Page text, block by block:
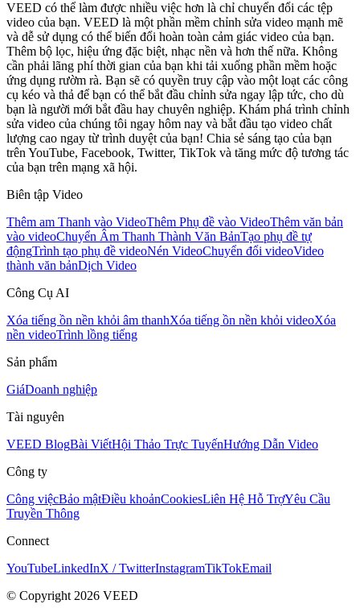
VEED có thể làm được nhiều việc hơn là chỉ chuyển đổi các tệp
video của bạn. VEED là một phần mềm chỉnh sửa video mạnh mẽ
và dễ sử dụng có thể biến đổi hoàn toàn cảm giác video của bạn.
Thêm bộ lọc, hiệu ứng đặc biệt, nhạc nền và hơn thế nữa. Không
cần phải lãng phí thời gian của bạn khi tải xuống phần mềm hoặc
ứng dụng rườm rà. Bạn sẽ có quyền truy cập vào một loạt các công
cụ kéo và thả để bạn có thể bắt đầu chỉnh sửa ngay lập tức, cho dù
bạn là người mới bắt đầu hay chuyên nghiệp. Khám phá trình chỉnh
sửa video của chúng tôi ngay hôm nay và bắt đầu tạo video chất
lượng cao ngay từ trình duyệt của bạn! Chia sẻ sáng tạo của bạn
trên YouTube, Facebook, Twitter, TikTok và tăng mức độ tương tác
của bạn trên mạng xã hội.
Biên tập Video
Thêm am Thanh vào VideoThêm Phụ đề vào VideoThêm văn bản
vào videoChuyển Âm Thanh Thành Văn BảnTạo phụ đề tự
độngTrình tạo phụ đề videoNén VideoChuyển đổi videoVideo
thành văn bảnDịch Video
Công Cụ AI
Xóa tiếng ồn nền khỏi âm thanhXóa tiếng ồn nền khỏi videoXóa
nền videoTrình lồng tiếng
Sản phẩm
GiáDoanh nghiệp
Tài nguyên
VEED BlogBài ViếtHội Thảo Trực TuyếnHướng Dẫn Video
Công ty
Công việcBảo mậtĐiều khoảnCookiesLiên Hệ Hỗ TrợYêu Cầu
Truyền Thông
Connect
YouTubeLinkedInX / TwitterInstagramTikTokEmail
© Copyright 2026 VEED